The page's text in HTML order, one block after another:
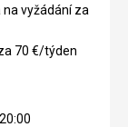
na vyžádání za
70 €/týden